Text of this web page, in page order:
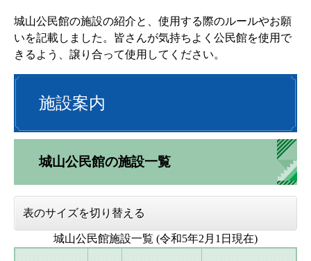
城山公民館の施設の紹介と、使用する際のルールやお願
いを記載しました。皆さんが気持ちよく公民館を使用で
きるよう、譲り合って使用してください。​
施設案内
城山公民館の施設一覧
表のサイズを切り替える
城山公民館施設一覧 (令和5年2月1日現在)